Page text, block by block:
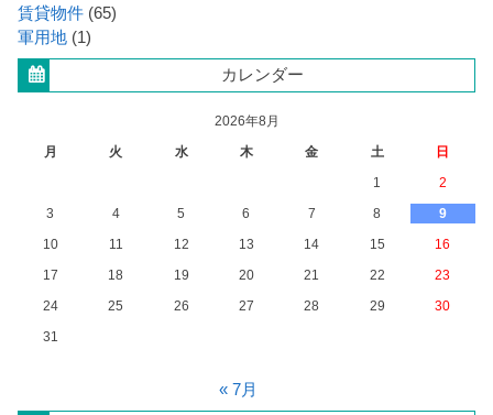
賃貸物件 (65)
軍用地 (1)
カレンダー
2026年8月
月
火 水 木 金 土
日
1
2
3
4 5 6 7 8
9
10
11 12 13 14 15
16
17
18 19 20 21 22
23
24
25 26 27 28 29
30
31
« 7月